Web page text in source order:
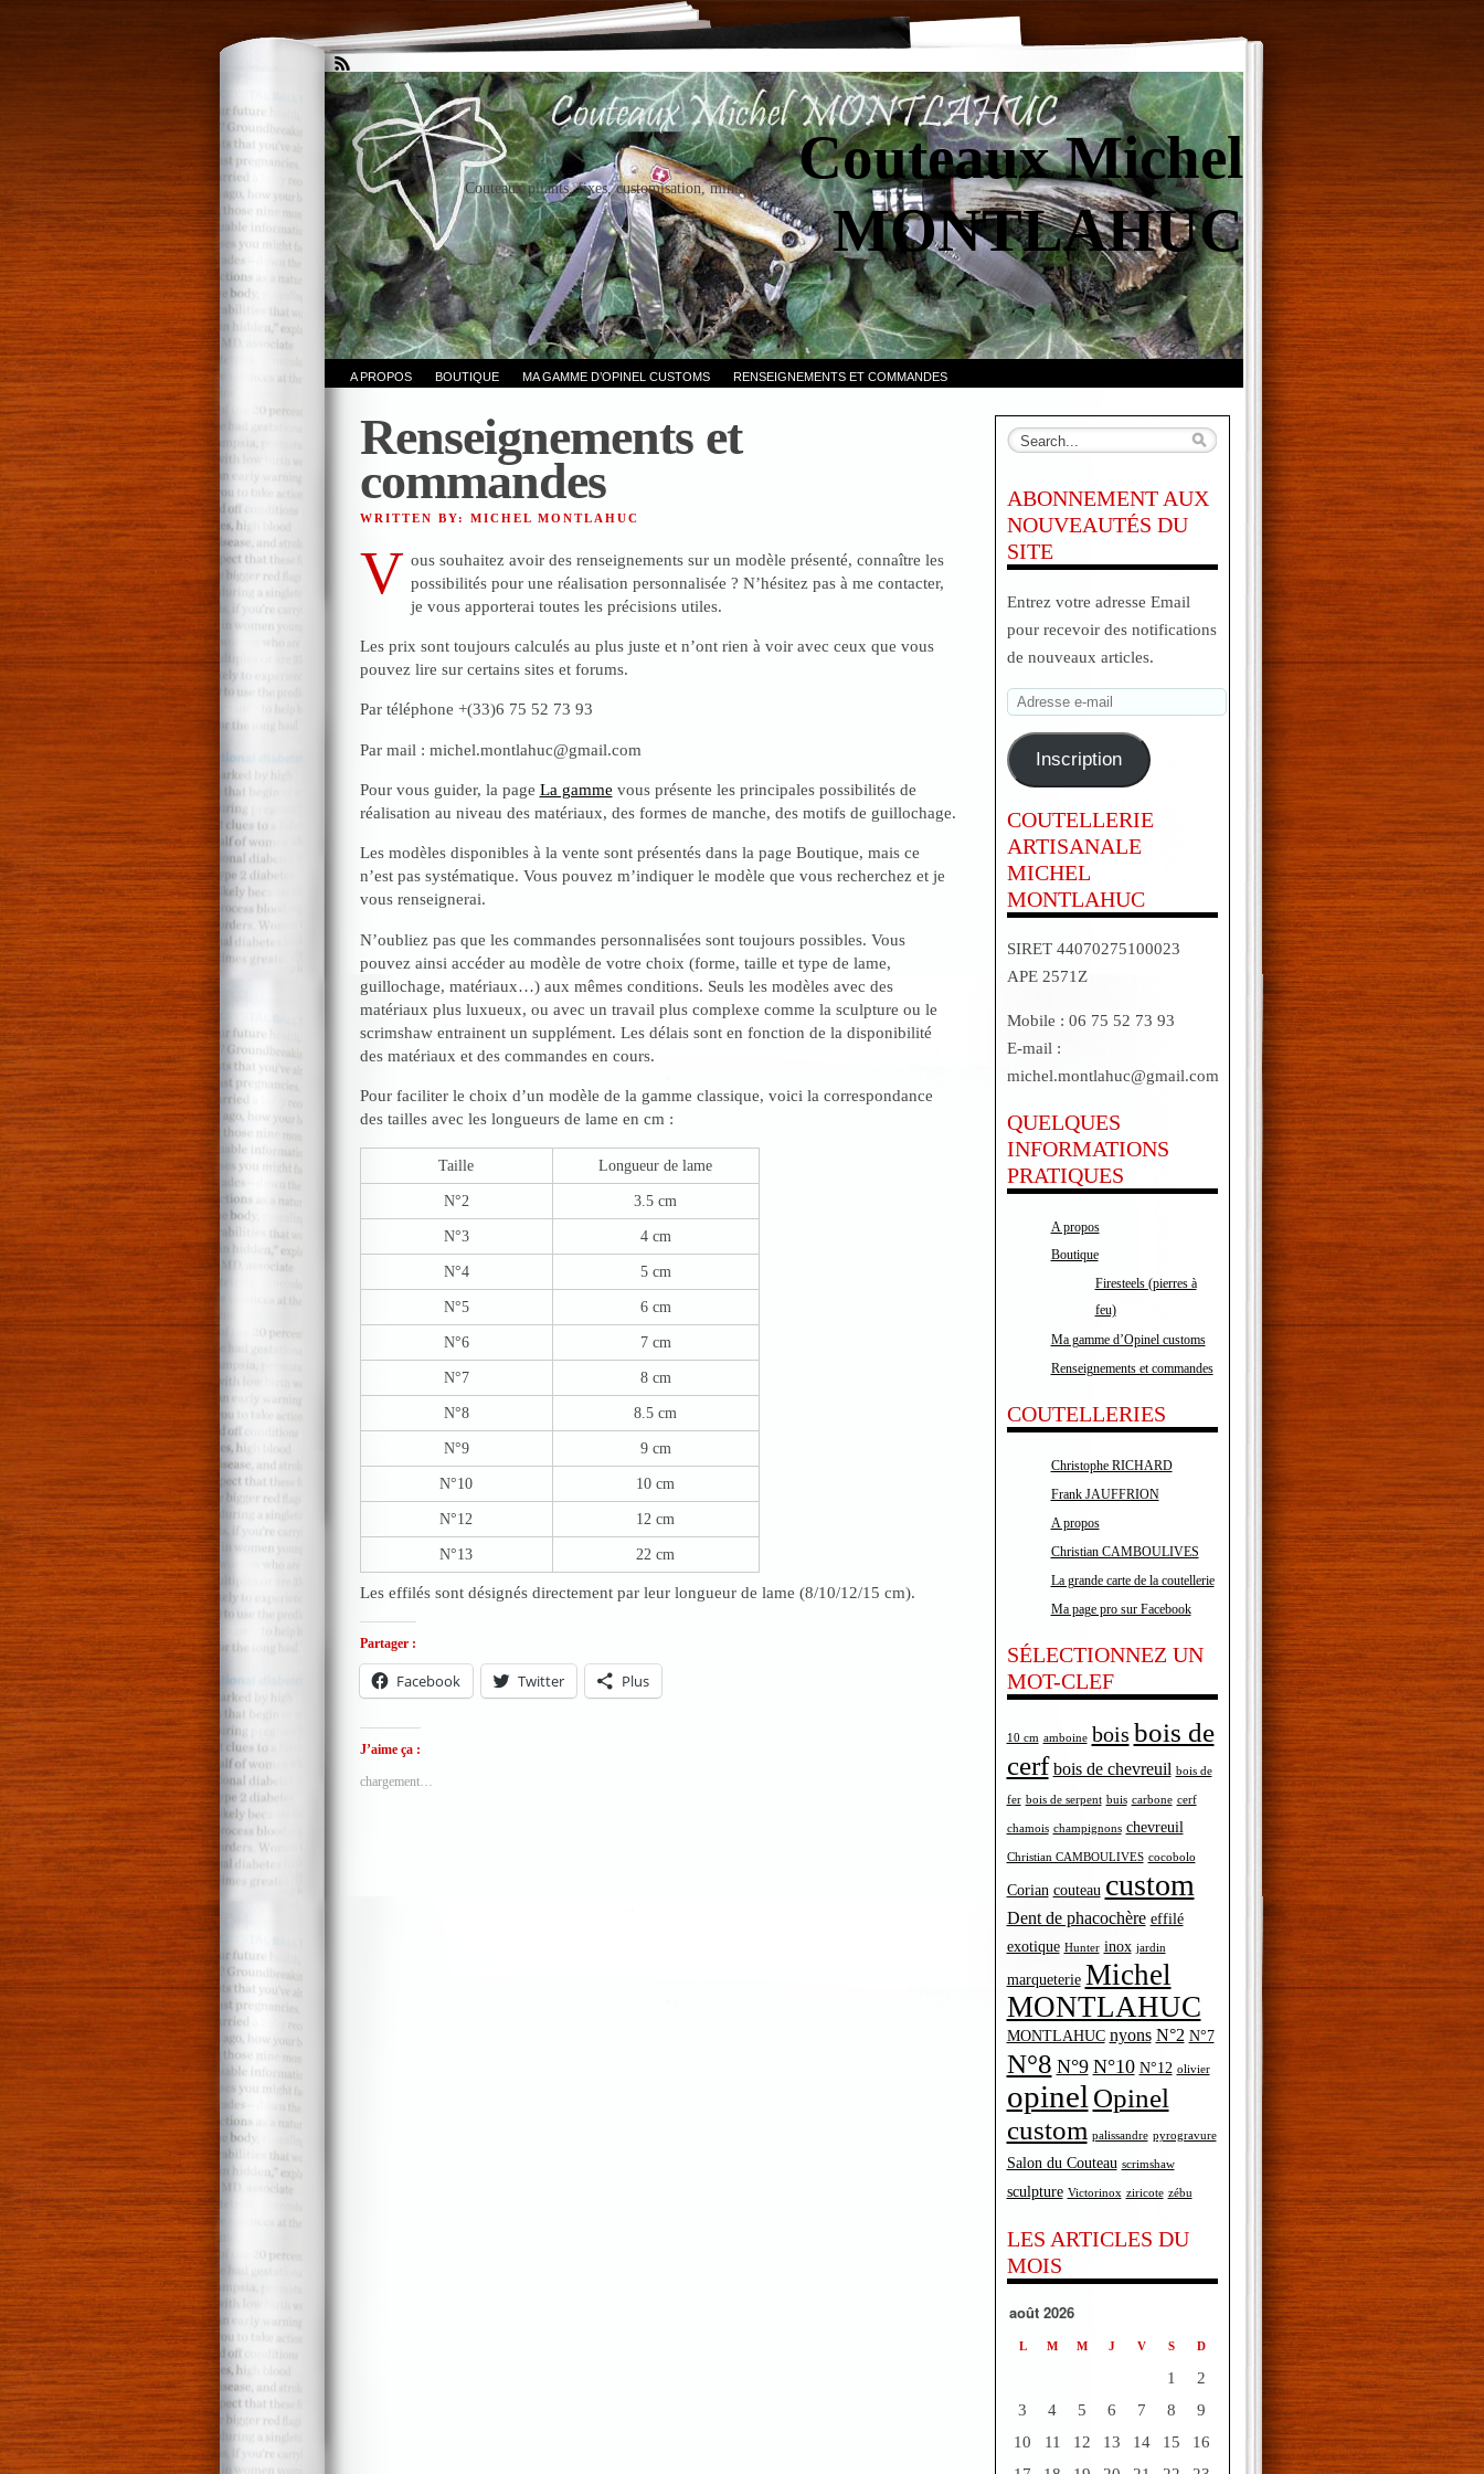
Couteaux Michel
MONTLAHUC
Couteaux pliants, fixes, customisation, miniatures.
A PROPOS BOUTIQUE MA GAMME D’OPINEL CUSTOMS RENSEIGNEMENTS ET COMMANDES
Renseignements et
commandes
WRITTEN BY: MICHEL MONTLAHUC
V ous souhaitez avoir des renseignements sur un modèle présenté, connaître les
possibilités pour une réalisation personnalisée ? N’hésitez pas à me contacter,
je vous apporterai toutes les précisions utiles.
Les prix sont toujours calculés au plus juste et n’ont rien à voir avec ceux que vous
pouvez lire sur certains sites et forums.
Par téléphone +(33)6 75 52 73 93
Par mail : michel.montlahuc@gmail.com
Pour vous guider, la page La gamme vous présente les principales possibilités de
réalisation au niveau des matériaux, des formes de manche, des motifs de guillochage.
Les modèles disponibles à la vente sont présentés dans la page Boutique, mais ce
n’est pas systématique. Vous pouvez m’indiquer le modèle que vous recherchez et je
vous renseignerai.
N’oubliez pas que les commandes personnalisées sont toujours possibles. Vous
pouvez ainsi accéder au modèle de votre choix (forme, taille et type de lame,
guillochage, matériaux…) aux mêmes conditions. Seuls les modèles avec des
matériaux plus luxueux, ou avec un travail plus complexe comme la sculpture ou le
scrimshaw entrainent un supplément. Les délais sont en fonction de la disponibilité
des matériaux et des commandes en cours.
Pour faciliter le choix d’un modèle de la gamme classique, voici la correspondance
des tailles avec les longueurs de lame en cm :
Taille Longueur de lame
N°2 3.5 cm
N°3 4 cm
N°4 5 cm
N°5 6 cm
N°6 7 cm
N°7 8 cm
N°8 8.5 cm
N°9 9 cm
N°10 10 cm
N°12 12 cm
N°13 22 cm
Les effilés sont désignés directement par leur longueur de lame (8/10/12/15 cm).
Partager :
Facebook Twitter Plus
J’aime ça :
chargement…
ABONNEMENT AUX
NOUVEAUTÉS DU
SITE
Entrez votre adresse Email
pour recevoir des notifications
de nouveaux articles.
Adresse
mail
Inscription
COUTELLERIE
ARTISANALE
MICHEL
MONTLAHUC
SIRET 44070275100023
APE 2571Z
Mobile : 06 75 52 73 93
E-mail :
michel.montlahuc@gmail.com
QUELQUES
INFORMATIONS
PRATIQUES
A propos
Boutique
Firesteels (pierres à
feu)
Ma gamme d’Opinel customs
Renseignements et commandes
COUTELLERIES
Christophe RICHARD
Frank JAUFFRION
A propos
Christian CAMBOULIVES
La grande carte de la coutellerie
Ma page pro sur Facebook
SÉLECTIONNEZ UN
MOT-CLEF
10 cm amboine bois bois de
cerf bois de chevreuil bois de
fer bois de serpent buis carbone cerf
chamois champignons chevreuil
Christian CAMBOULIVES cocobolo
Corian couteau custom
Dent de phacochère effilé
exotique Hunter inox jardin
marqueterie Michel
MONTLAHUC
MONTLAHUC nyons N°2 N°7
N°8 N°9 N°10 N°12 olivier
opinel Opinel
custom palissandre pyrogravure
Salon du Couteau scrimshaw
sculpture Victorinox ziricote zébu
LES ARTICLES DU
MOIS
août 2026
L M M J V S D
1
2
3
4 5 6 7 8
9
10
11 12 13 14 15
16